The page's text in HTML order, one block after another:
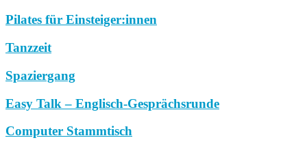
Pilates für Einsteiger:innen
Tanzzeit
Spaziergang
Easy Talk – Englisch-Gesprächsrunde
Computer Stammtisch